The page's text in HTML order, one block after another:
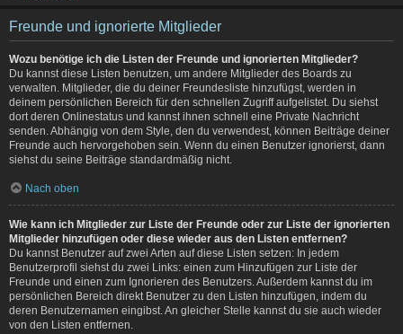
Freunde und ignorierte Mitglieder
Wozu benötige ich die Listen der Freunde und ignorierten Mitglieder?
Du kannst diese Listen benutzen, um andere Mitglieder des Boards zu
verwalten. Mitglieder, die du deiner Freundesliste hinzufügst, werden in
deinem persönlichen Bereich für den schnellen Zugriff aufgelistet. Du siehst
dort deren Onlinestatus und kannst ihnen schnell eine Private Nachricht
senden. Abhängig von dem Style, den du verwendest, können Beiträge deiner
Freunde auch hervorgehoben sein. Wenn du einen Benutzer ignorierst, dann
siehst du seine Beiträge standardmäßig nicht.
Nach oben
Wie kann ich Mitglieder zur Liste der Freunde oder zur Liste der ignorierten
Mitglieder hinzufügen oder diese wieder aus den Listen entfernen?
Du kannst Benutzer auf zwei Arten auf diese Listen setzen: In jedem
Benutzerprofil siehst du zwei Links: einen zum Hinzufügen zur Liste der
Freunde und einen zum Ignorieren des Benutzers. Außerdem kannst du im
persönlichen Bereich direkt Benutzer zu den Listen hinzufügen, indem du
deren Benutzernamen eingibst. An gleicher Stelle kannst du sie auch wieder
von den Listen entfernen.